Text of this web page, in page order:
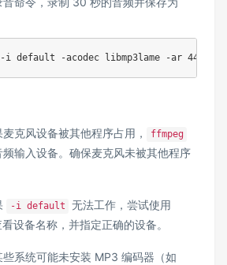
default -acodec libmp3lame -ar 44100
麦克风设备被其他程序占用， ffmpeg
输入设备。确保麦克风未被其他程序
-i default 无法工作，尝试使用
设备名称，并指定正确的设备。
些系统可能未安装 MP3 编码器（如